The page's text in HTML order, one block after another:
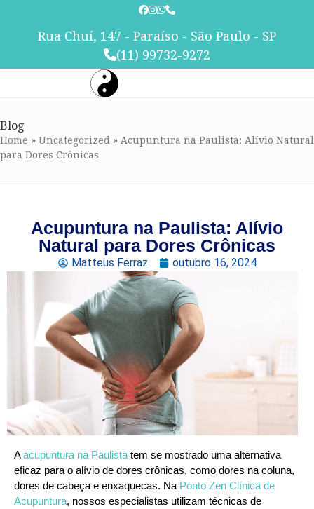
contentRua Chuí, 147 - Paraíso - São Paulo - SP
(11) 99732-9272
Blog
Home » Uncategorized » Acupuntura na Paulista: Alívio Natural
para Dores Crônicas
Acupuntura na Paulista: Alívio
Natural para Dores Crônicas
Matteus Ferraz outubro 16, 2024
Aacupuntura na Paulista tem se mostrado uma alternativa
eficaz para o alívio de dores crônicas, como dores na coluna,
dores de cabeça e enxaquecas. Na Ponto Zen Clínica de
Acupuntura, nossos especialistas utilizam técnicas de